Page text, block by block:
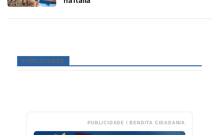
PUBLICIDADE
PUBLICIDADE / BENDITA CIDADANIA